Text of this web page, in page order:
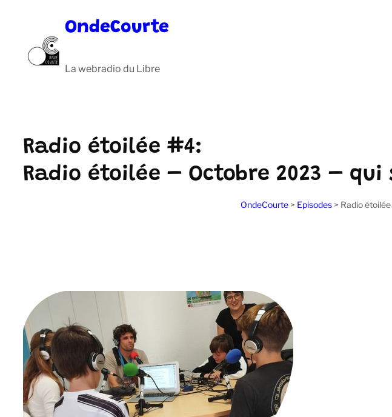
OndeCourte
La webradio du Libre
Radio étoilée #4:
Radio étoilée – Octobre 2023 –
OndeCourte > Episodes > Radio